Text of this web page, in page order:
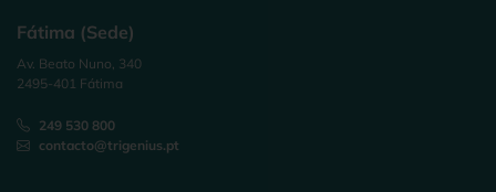
Fátima (Sede)
Av. Beato Nuno, 340
2495-401 Fátima
249 530 800
contacto@trigenius.pt